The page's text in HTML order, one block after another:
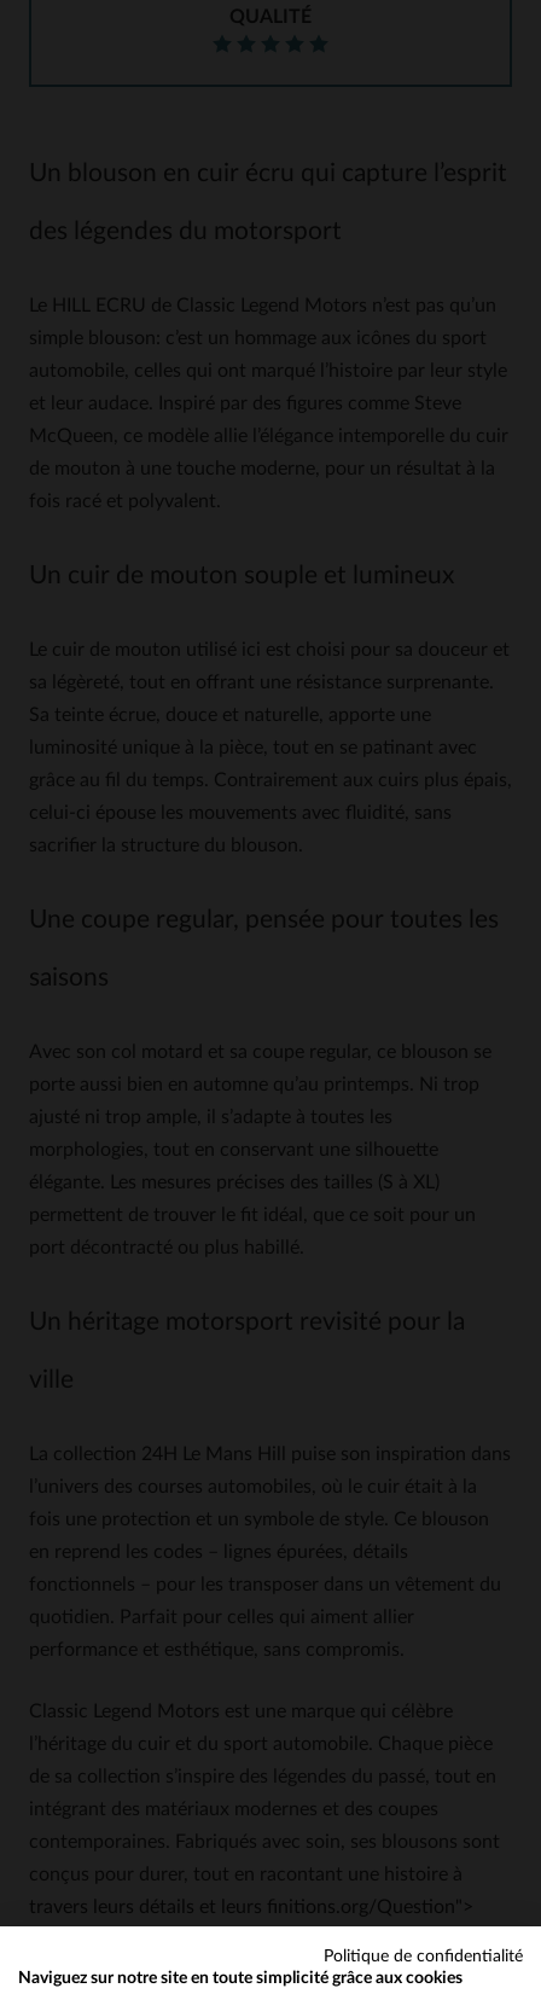
QUALITÉ
Un blouson en cuir écru qui capture l’esprit
des légendes du motorsport
Le HILL ECRU de Classic Legend Motors n’est pas qu’un
simple blouson: c’est un hommage aux icônes du sport
automobile, celles qui ont marqué l’histoire par leur style
et leur audace. Inspiré par des figures comme Steve
McQueen, ce modèle allie l’élégance intemporelle du cuir
de mouton à une touche moderne, pour un résultat à la
fois racé et polyvalent.
Un cuir de mouton souple et lumineux
Le cuir de mouton utilisé ici est choisi pour sa douceur et
sa légèreté, tout en offrant une résistance surprenante.
Sa teinte écrue, douce et naturelle, apporte une
luminosité unique à la pièce, tout en se patinant avec
grâce au fil du temps. Contrairement aux cuirs plus épais,
celui-ci épouse les mouvements avec fluidité, sans
sacrifier la structure du blouson.
Une coupe regular, pensée pour toutes les
saisons
Avec son col motard et sa coupe regular, ce blouson se
porte aussi bien en automne qu’au printemps. Ni trop
ajusté ni trop ample, il s’adapte à toutes les
morphologies, tout en conservant une silhouette
élégante. Les mesures précises des tailles (S à XL)
permettent de trouver le fit idéal, que ce soit pour un
port décontracté ou plus habillé.
Un héritage motorsport revisité pour la
ville
La collection 24H Le Mans Hill puise son inspiration dans
l’univers des courses automobiles, où le cuir était à la
fois une protection et un symbole de style. Ce blouson
en reprend les codes – lignes épurées, détails
fonctionnels – pour les transposer dans un vêtement du
quotidien. Parfait pour celles qui aiment allier
performance et esthétique, sans compromis.
Classic Legend Motors est une marque qui célèbre
l’héritage du cuir et du sport automobile. Chaque pièce
de sa collection s’inspire des légendes du passé, tout en
intégrant des matériaux modernes et des coupes
contemporaines. Fabriqués avec soin, ses blousons sont
conçus pour durer, tout en racontant une histoire à
travers leurs détails et leurs finitions.org/Question">
Politique de confidentialité
Naviguez sur notre site en toute simplicité grâce aux cookies